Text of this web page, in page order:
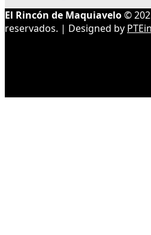
El Rincón de Maquiavelo©
reservados. | Designed by